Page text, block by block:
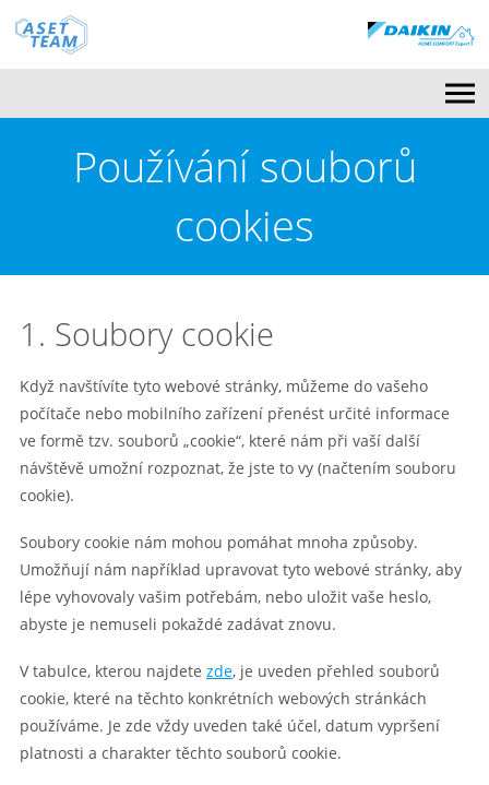
Používání souborů
cookies
1. Soubory cookie
Když navštívíte tyto webové stránky, můžeme do vašeho
počítače nebo mobilního zařízení přenést určité informace
ve formě tzv. souborů „cookie“, které nám při vaší další
návštěvě umožní rozpoznat, že jste to vy (načtením souboru
cookie).
Soubory cookie nám mohou pomáhat mnoha způsoby.
Umožňují nám například upravovat tyto webové stránky, aby
lépe vyhovovaly vašim potřebám, nebo uložit vaše heslo,
abyste je nemuseli pokaždé zadávat znovu.
V tabulce, kterou najdete zde, je uveden přehled souborů
cookie, které na těchto konkrétních webových stránkách
používáme. Je zde vždy uveden také účel, datum vypršení
platnosti a charakter těchto souborů cookie.